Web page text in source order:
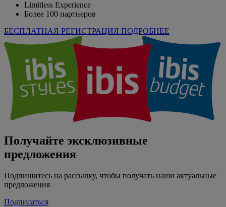
Limitless Experience
Более 100 партнеров
БЕСПЛАТНАЯ РЕГИСТРАЦИЯ ПОДРОБНЕЕ
Получайте эксклюзивные
предложения
Подпишитесь на рассылку, чтобы получать наши актуальные
предложения
Подписаться